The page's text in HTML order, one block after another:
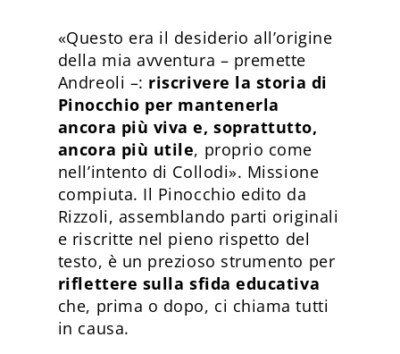
«Questo era il desiderio all’origine
della mia avventura – premette
Andreoli –: riscrivere la storia di
Pinocchio per mantenerla
ancora più viva e, soprattutto,
ancora più utile, proprio come
nell’intento di Collodi». Missione
compiuta. Il Pinocchio edito da
Rizzoli, assemblando parti originali
e riscritte nel pieno rispetto del
testo, è un prezioso strumento per
riflettere sulla sfida educativa
che, prima o dopo, ci chiama tutti
in causa.